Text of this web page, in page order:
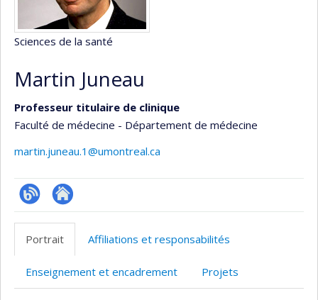
Sciences de la santé
Martin Juneau
Professeur titulaire de clinique
Faculté de médecine - Département de médecine
martin.juneau.1@umontreal.ca
BlogueAutre
Portrait Affiliations et responsabilités
Enseignement et encadrement Projets